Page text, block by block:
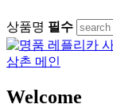
상품명 필수
Welcome